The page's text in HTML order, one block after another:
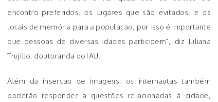
encontro preferidos, os lugares que são evitados, e os
locais de memória para a população, por isso é importante
que pessoas de diversas idades participem”, diz Juliana
Trujillo, doutoranda do IAU.
Além da inserção de imagens, os internautas também
poderão responder a questões relacionadas à cidade,